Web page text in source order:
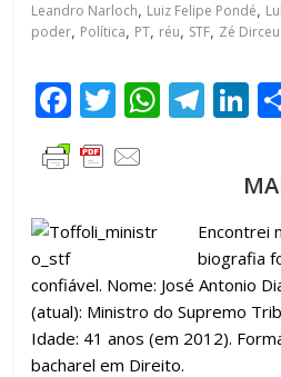
Leandro Narloch, Luiz Felipe Pondé,
poder, Política, PT, réu, STF, Zé Dirceu
F
ac
e
o
o
k
T
w
itt
W
p
p
T
a
m
Li
k
e
dI
n
Encontrei
biografia
confiável. Nome: José Antonio
(atual): Ministro do Supremo
Idade: 41 anos (em 2012).
bacharel em Direito.